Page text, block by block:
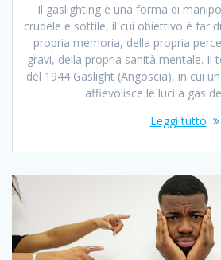
Il gaslighting è una forma di
crudele e sottile, il cui obiettivo è far
propria memoria, della propria
gravi, della propria sanità mentale. Il
del 1944 Gaslight (Angoscia), in cui
affievolisce le luci a gas
Leggi tutto